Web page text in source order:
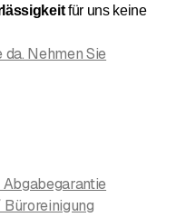
für uns keine
Nehmen Sie
Büroreinigung